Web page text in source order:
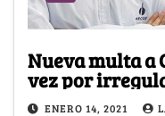
Nueva multa a
vez por
ENERO 14, 2021